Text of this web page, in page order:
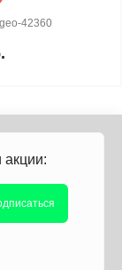
geo-42360
акции: